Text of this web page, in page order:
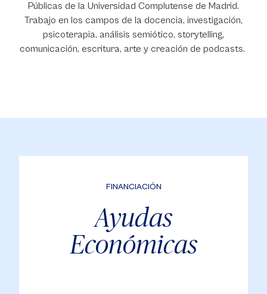
Públicas de la Universidad Complutense de Madrid.
Trabajo en los campos de la docencia, investigación,
psicoterapia, análisis semiótico, storytelling,
comunicación, escritura, arte y creación de podcasts.
FINANCIACIÓN
Ayudas
Económicas